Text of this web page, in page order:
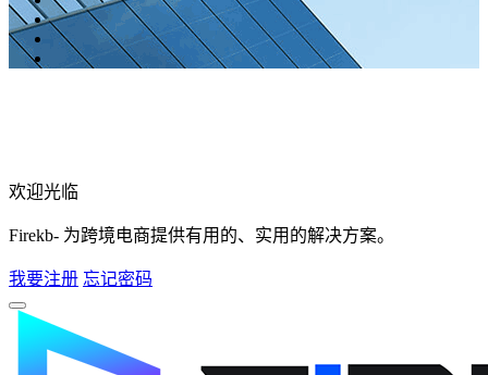
欢迎光临
Firekb- 为跨境电商提供有用的、实用的解决方案。
我要注册 忘记密码